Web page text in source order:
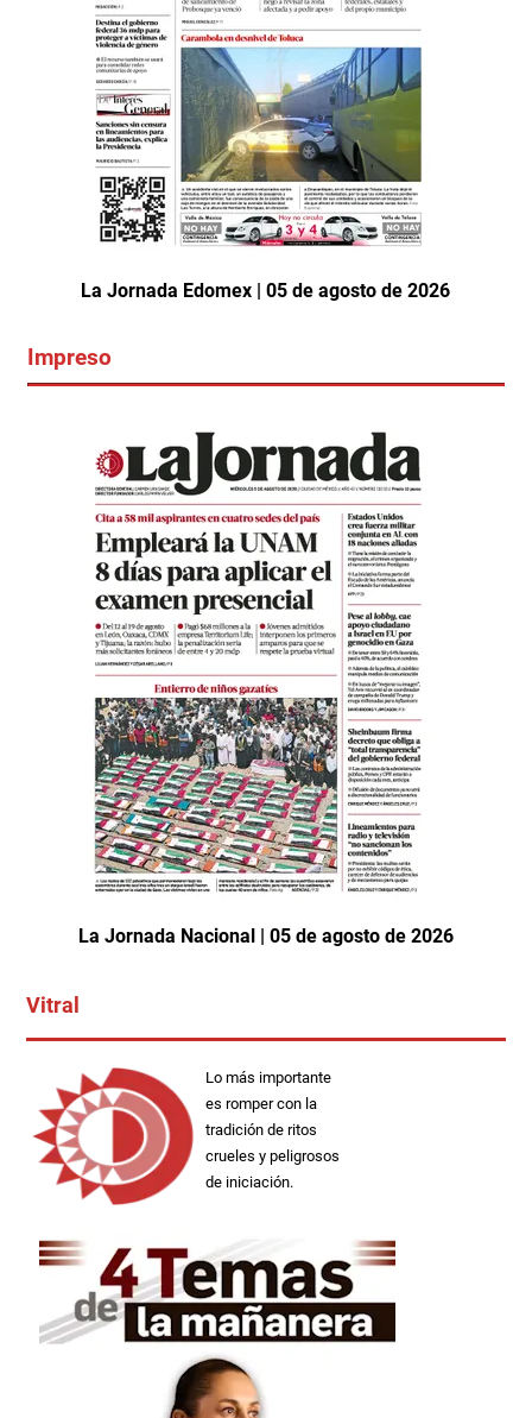
La Jornada Edomex | 05 de agosto de 2026
Impreso
La Jornada Nacional | 05 de agosto de 2026
Vitral
Lo más importante
es romper con la
tradición de ritos
crueles y peligrosos
de iniciación.